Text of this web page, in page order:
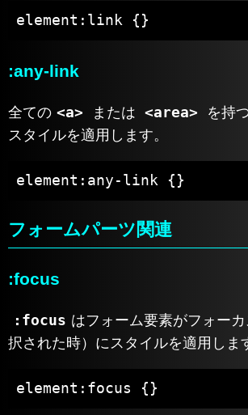
element:link {}
:any-link
全ての <a> または <area>
を持
スタイルを適用します。
element:any-link {}
フォームパーツ関連
:focus
:focus はフォーム要素がフォー
択された時）にスタイルを適用しま
element:focus {}